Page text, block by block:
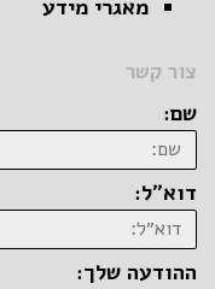
מאגרי מידע
צור קשר
שם:
דוא״ל:
ההודעה שלך: